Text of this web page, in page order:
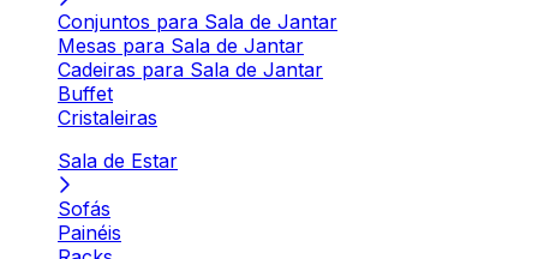
Conjuntos para Sala de Jantar
Mesas para Sala de Jantar
Cadeiras para Sala de Jantar
Buffet
Cristaleiras
Sala de Estar
Sofás
Painéis